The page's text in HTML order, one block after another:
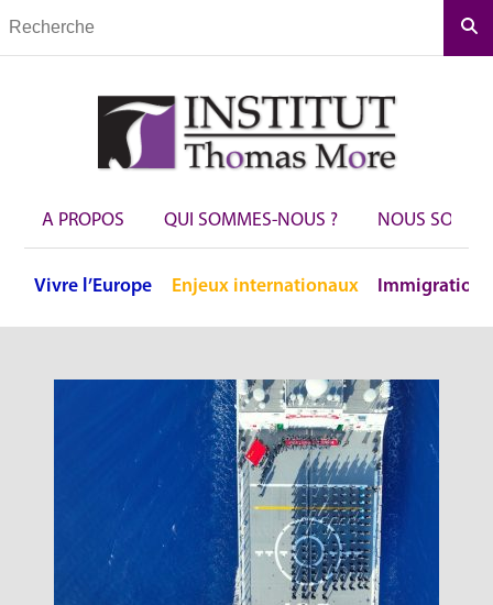
A PROPOS QUI SOMMES-NOUS ? NOUS
Vivre l’Europe Enjeux internationaux Immigration